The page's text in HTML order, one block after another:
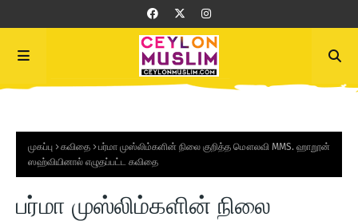
முகப்பு கவிதை
பர்மா முஸ்லிம்களின் நிலை குறித்த மௌலவி MMS. ஹாறூன்
ஸஹ்வியினால் எழுதப்பட்ட கவிதை
பர்மா முஸ்லிம்களின் நிலை